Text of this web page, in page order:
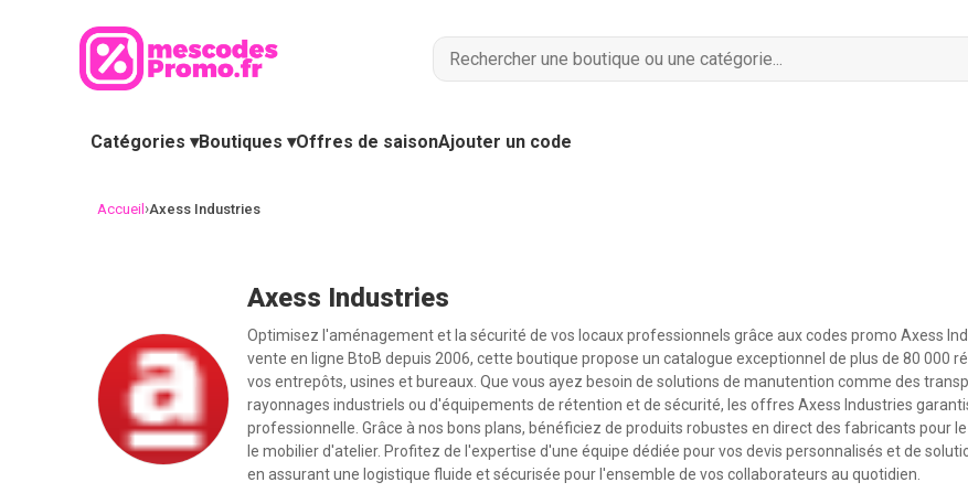
Catégories ▾Boutiques ▾Offres de saisonAjouter un code
Accueil ›Axess Industries
Axess Industries
Optimisez l'aménagement et la sécurité de vos locaux professionnels grâce aux codes promo Axess
vente en ligne BtoB depuis 2006, cette boutique propose un catalogue exceptionnel de plus de 80 000
vos entrepôts, usines et bureaux. Que vous ayez besoin de solutions de manutention comme des
rayonnages industriels ou d'équipements de rétention et de sécurité, les offres Axess Industries
professionnelle. Grâce à nos bons plans, bénéficiez de produits robustes en direct des fabricants pour
le mobilier d'atelier. Profitez de l'expertise d'une équipe dédiée pour vos devis personnalisés et de
en assurant une logistique fluide et sécurisée pour l'ensemble de vos collaborateurs au quotidien.